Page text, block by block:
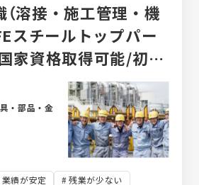
溶接・施工管理・機
スチールトップパー
家資格取得可能/初年
上可能/夜勤なし/定着
宅手当有
・部品・金
業績が安定 残業が少ない